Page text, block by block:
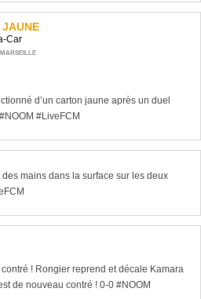
Car
d’un carton jaune après un duel
#LiveFCM
mains dans la surface sur les deux
contré ! Rongier reprend et décale Kamara
de nouveau contré ! 0-0 #NOOM